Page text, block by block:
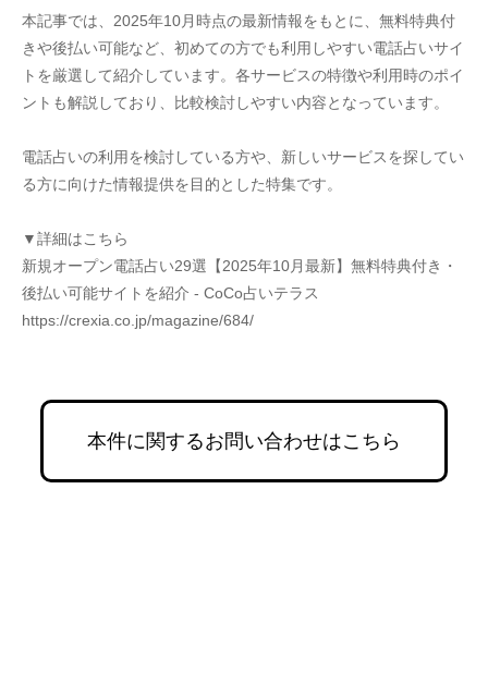
本記事では、2025年10月時点の最新情報をもとに、無料特典付
きや後払い可能など、初めての方でも利用しやすい電話占いサイ
トを厳選して紹介しています。各サービスの特徴や利用時のポイ
ントも解説しており、比較検討しやすい内容となっています。
電話占いの利用を検討している方や、新しいサービスを探してい
る方に向けた情報提供を目的とした特集です。
▼詳細はこちら
新規オープン電話占い29選【2025年10月最新】無料特典付き・
後払い可能サイトを紹介 - CoCo占いテラス
https://crexia.co.jp/magazine/684/
本件に関するお問い合わせはこちら